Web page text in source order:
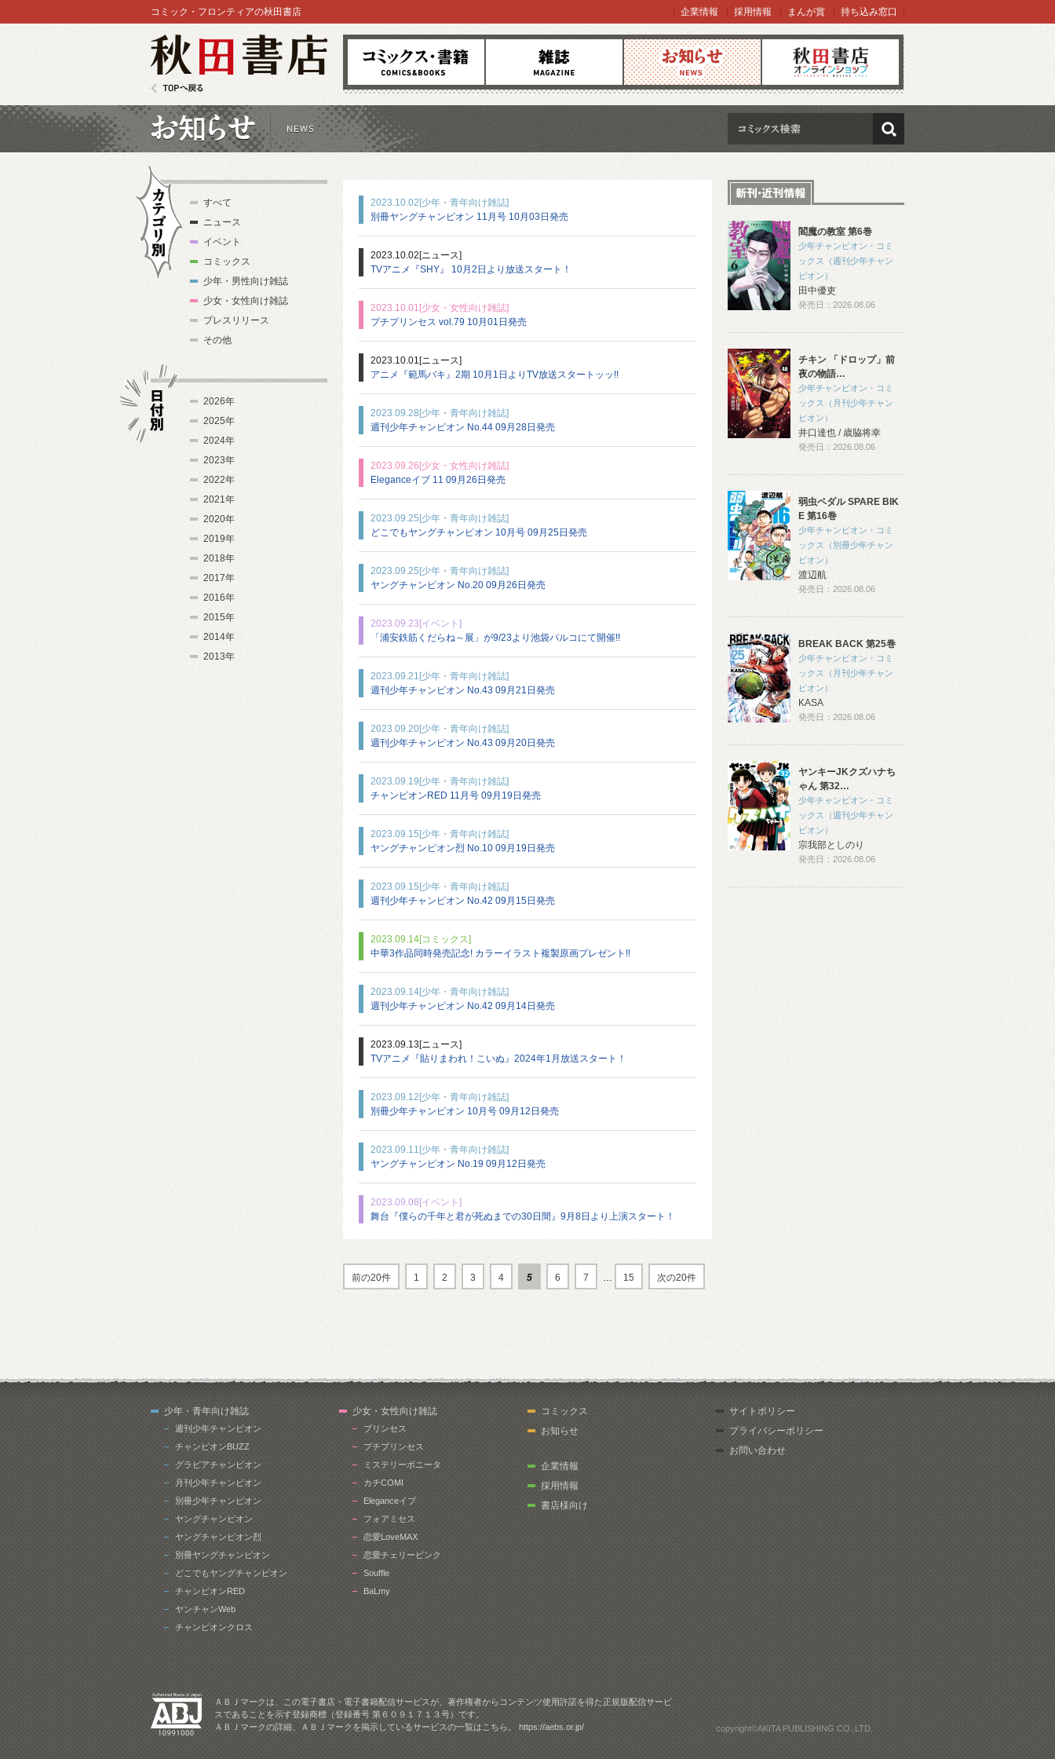
コミックス 雑誌 お知らせ オンラインショップ
コミック・フロンティアの秋田書店 企業情報 採用情報 まんが賞 持ち込み窓口
検索
2023.10.02 [少年・青年向け雑誌]
別冊ヤングチャンピオン 11月号 10月03日発売
2023.10.02 [ニュース]
TVアニメ『SHY』 10月2日より放送スタート！
2023.10.01 [少女・女性向け雑誌]
プチプリンセス vol.79 10月01日発売
2023.10.01 [ニュース]
アニメ『範馬バキ』2期 10月1日よりTV放送スタートッッ!!
2023.09.28 [少年・青年向け雑誌]
週刊少年チャンピオン No.44 09月28日発売
2023.09.26 [少女・女性向け雑誌]
Eleganceイブ 11 09月26日発売
2023.09.25 [少年・青年向け雑誌]
どこでもヤングチャンピオン 10月号 09月25日発売
2023.09.25 [少年・青年向け雑誌]
ヤングチャンピオン No.20 09月26日発売
2023.09.23 [イベント]
「浦安鉄筋くだらね～展」が9/23より池袋パルコにて開催!!
2023.09.21 [少年・青年向け雑誌]
週刊少年チャンピオン No.43 09月21日発売
2023.09.20[少年・青年向け雑誌]
週刊少年チャンピオン No.43 09月20日発売
2023.09.19 [少年・青年向け雑誌]
チャンピオンRED 11月号 09月19日発売
2023.09.15 [少年・青年向け雑誌]
ヤングチャンピオン烈 No.10 09月19日発売
2023.09.15 [少年・青年向け雑誌]
週刊少年チャンピオン No.42 09月15日発売
2023.09.14[コミックス]
中華3作品同時発売記念! カラーイラスト複製原画プレゼント!!
2023.09.14[少年・青年向け雑誌]
週刊少年チャンピオン No.42 09月14日発売
2023.09.13 [ニュース]
TVアニメ『貼りまわれ！こいぬ』2024年1月放送スタート！
2023.09.12 [少年・青年向け雑誌]
別冊少年チャンピオン 10月号 09月12日発売
2023.09.11 [少年・青年向け雑誌]
ヤングチャンピオン No.19 09月12日発売
2023.09.08 [イベント]
舞台『僕らの千年と君が死ぬまでの30日間』9月8日より上演スタート！
前の20件 1 2 3 4 5 6 7 … 15 次の20件
閻魔の教室 第6巻
少年チャンピオン・コミ
ックス（週刊少年チャン
ピオン）
田中優吏
発売日：2026.08.06
チキン 「ドロップ」前
夜の物語…
少年チャンピオン・コミ
ックス（月刊少年チャン
ピオン）
井口達也 / 歳脇将幸
発売日：2026.08.06
弱虫ペダル SPARE BIK
E 第16巻
少年チャンピオン・コミ
ックス（別冊少年チャン
ピオン）
渡辺航
発売日：2026.08.06
BREAK BACK 第25巻
少年チャンピオン・コミ
ックス（月刊少年チャン
ピオン）
KASA
発売日：2026.08.06
ヤンキーJKクズハナち
ゃん 第32…
少年チャンピオン・コミ
ックス（週刊少年チャン
ピオン）
宗我部としのり
発売日：2026.08.06
すべて
ニュース
イベント
コミックス
少年・男性向け雑誌
少女・女性向け雑誌
プレスリリース
その他
2026年
2025年
2024年
2023年
2022年
2021年
2020年
2019年
2018年
2017年
2016年
2015年
2014年
2013年
少年・青年向け雑誌
週刊少年チャンピオン
チャンピオンBUZZ
グラビアチャンピオン
月刊少年チャンピオン
別冊少年チャンピオン
ヤングチャンピオン
ヤングチャンピオン烈
別冊ヤングチャンピオン
どこでもヤングチャンピオン
チャンピオンRED
ヤンチャンWeb
チャンピオンクロス
少女・女性向け雑誌
プリンセス
プチプリンセス
ミステリーボニータ
カチCOMI
Eleganceイブ
フォアミセス
恋愛LoveMAX
恋愛チェリーピンク
Souffle
BaLmy
コミックス
お知らせ
企業情報
採用情報
書店様向け
サイトポリシー
プライバシーポリシー
お問い合わせ
ＡＢＪマークは、この電子書店・電子書籍配信サービスが、著作権者からコンテンツ使用許諾を得た正規版配信サービ
スであることを示す登録商標（登録番号 第６０９１７１３号）です。
ＡＢＪマークの詳細、ＡＢＪマークを掲示しているサービスの一覧はこちら。https://aebs.or.jp/ copyright©AKITA PUBLISHING CO.,LTD.